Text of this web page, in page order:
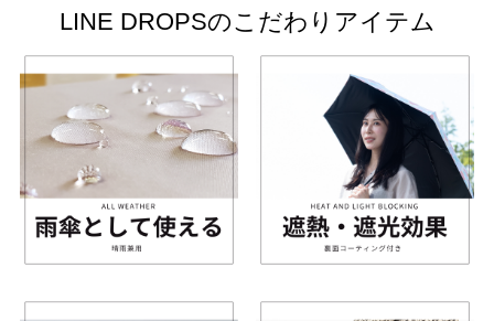
LINE DROPSのこだわりアイテム